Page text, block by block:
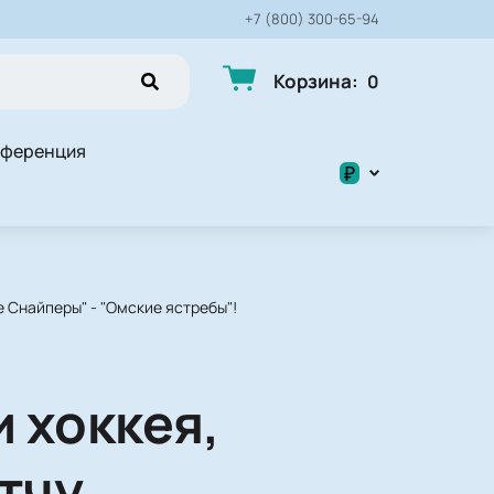
+7 (800) 300-65-94
Корзина: 0
₽
Снайперы" - "Омские ястребы"!